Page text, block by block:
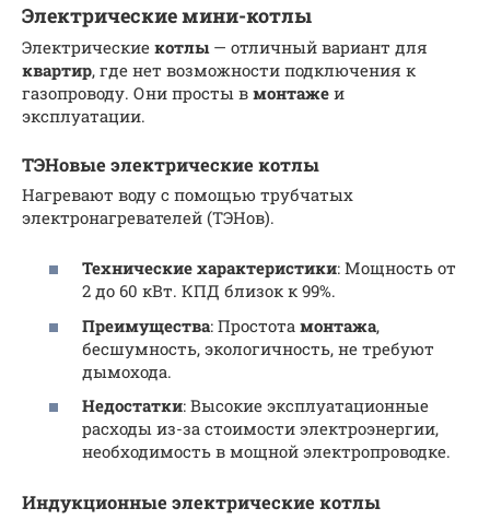
Электрические мини-котлы
Электрические котлы — отличный вариант для
квартир, где нет возможности подключения к
газопроводу. Они просты в монтаже и
эксплуатации.
ТЭНовые электрические котлы
Нагревают воду с помощью трубчатых
электронагревателей (ТЭНов).
Технические характеристики: Мощность от
2 до 60 кВт. КПД близок к 99%.
Преимущества: Простота монтажа,
бесшумность, экологичность, не требуют
дымохода.
Недостатки: Высокие эксплуатационные
расходы из-за стоимости электроэнергии,
необходимость в мощной электропроводке.
Индукционные электрические котлы